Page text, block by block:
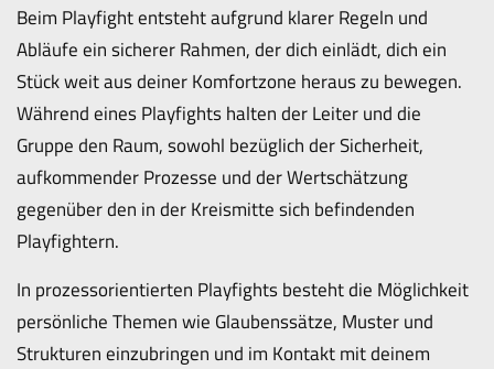
Beim Playfight entsteht aufgrund klarer Regeln und
Abläufe ein sicherer Rahmen, der dich einlädt, dich ein
Stück weit aus deiner Komfortzone heraus zu bewegen.
Während eines Playfights halten der Leiter und die
Gruppe den Raum, sowohl bezüglich der Sicherheit,
aufkommender Prozesse und der Wertschätzung
gegenüber den in der Kreismitte sich befindenden
Playfightern.
In prozessorientierten Playfights besteht die Möglichkeit
persönliche Themen wie Glaubenssätze, Muster und
Strukturen einzubringen und im Kontakt mit deinem